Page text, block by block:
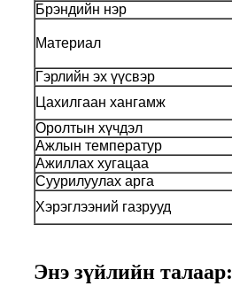
Брэндийн нэр
Материал
Гэрлийн эх үүсвэр
Цахилгаан хангамж
Оролтын хүчдэл
Ажлын температур
Ажиллах хугацаа
Суурилуулах арга
Хэрэглээний газрууд
Энэ зүйлийн талаар: